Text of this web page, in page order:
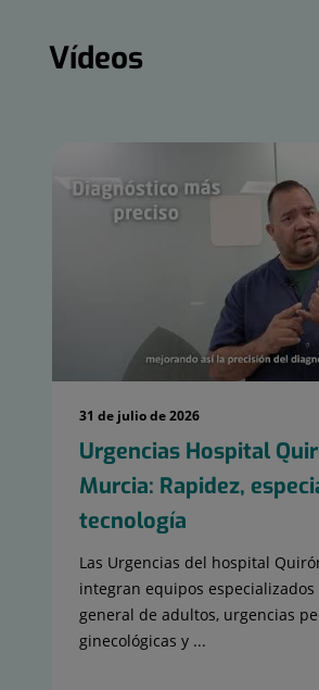
Vídeos
Vídeos
diapositivas:
31 de julio de 2026
Urgencias Hospital
Murcia: Rapidez,
tecnología
Las Urgencias del hospital
integran equipos
general de adultos, urgencias
ginecológicas y ...